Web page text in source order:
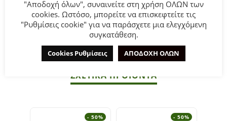
ΣΥΜΒΟΥΛΕΣ
Πλένεται στο πλυντήριο στους 30°C.
Όχι σίδερο στα τυπώματα και στα πλαστικά σημεία.
ΣΧΕΤΙΚΆ ΠΡΟΪΌΝΤΑ
- 50% - 50%
"Αποδοχή όλων", συναινείτε στη χρήση ΟΛΩΝ των
cookies. Ωστόσο, μπορείτε να επισκεφτείτε τις
"Ρυθμίσεις cookie" για να παράσχετε μια ελεγχόμενη
συγκατάθεση.
Cookies Ρυθμίσεις ΑΠΟΔΟΧΗ ΟΛΩΝ